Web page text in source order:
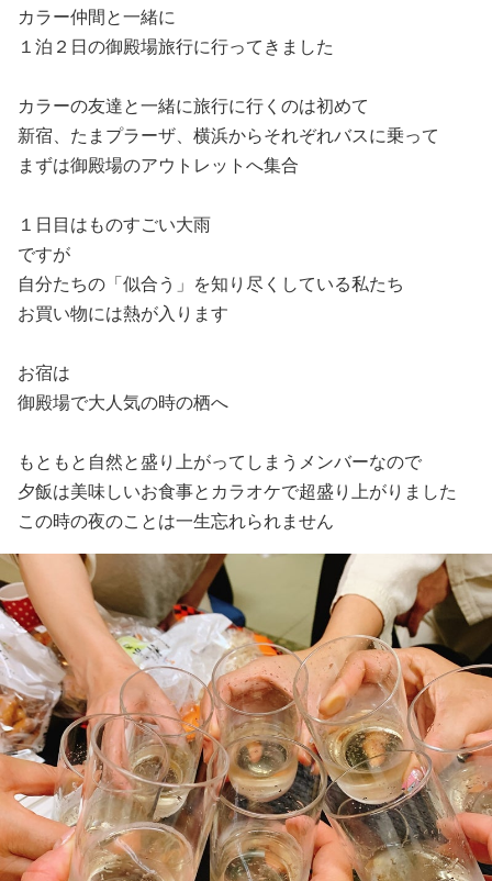
カラー仲間と一緒に
１泊２日の御殿場旅行に行ってきました
カラーの友達と一緒に旅行に行くのは初めて
新宿、たまプラーザ、横浜からそれぞれバスに乗って
まずは御殿場のアウトレットへ集合
１日目はものすごい大雨
ですが
自分たちの「似合う」を知り尽くしている私たち
お買い物には熱が入ります
お宿は
御殿場で大人気の時の栖へ
もともと自然と盛り上がってしまうメンバーなので
夕飯は美味しいお食事とカラオケで超盛り上がりました
この時の夜のことは一生忘れられません